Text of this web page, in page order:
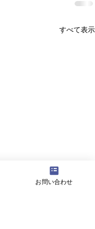
すべて表示
お問い合わせ